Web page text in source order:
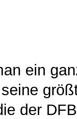
ein
der